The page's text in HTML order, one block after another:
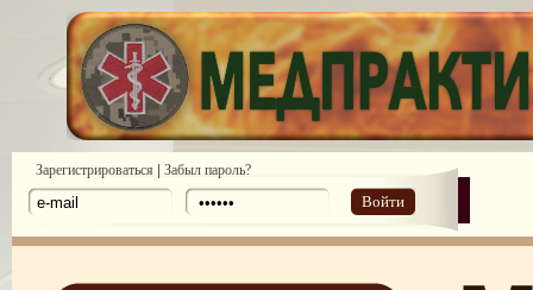
Зарегистрироваться | Забыл пароль?
Войти